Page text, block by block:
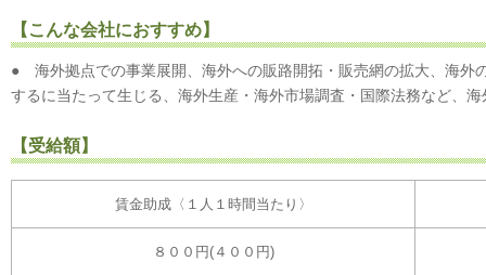
【こんな会社におすすめ】
● 海外拠点での事業展開、海外への販路開拓・販売網の拡大、海外
するに当たって生じる、海外生産・海外市場調査・国際法務など、
【受給額】
賃金助成〈１人１時間当たり〉
８００円(４００円)